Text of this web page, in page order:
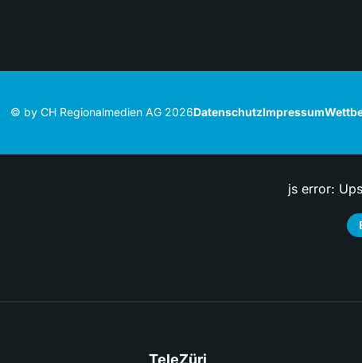
© by CH Regionalmedien AG 2026DatenschutzImpressum
js error:
TeleZüri